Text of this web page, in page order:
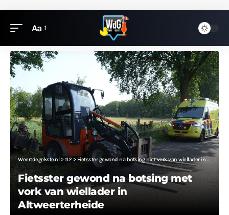
Aa
Weertdegekste.nl> 112 > Fietsster gewond na botsing met vork van wiellader in Altweerterheide
Fietsster gewond na botsing met
vork van wiellader in
Altweerterheide